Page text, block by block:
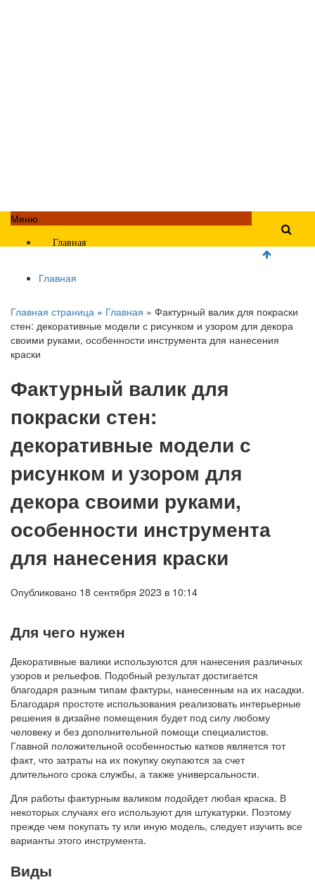
Меню
Главная
Главная
Главная страница » Главная » Фактурный валик для покраски
стен: декоративные модели с рисунком и узором для декора
своими руками, особенности инструмента для нанесения
краски
Фактурный валик для
покраски стен:
декоративные модели с
рисунком и узором для
декора своими руками,
особенности инструмента
для нанесения краски
Опубликовано 18 сентября 2023 в 10:14
Для чего нужен
Декоративные валики используются для нанесения различных
узоров и рельефов. Подобный результат достигается
благодаря разным типам фактуры, нанесенным на их насадки.
Благодаря простоте использования реализовать интерьерные
решения в дизайне помещения будет под силу любому
человеку и без дополнительной помощи специалистов.
Главной положительной особенностью катков является тот
факт, что затраты на их покупку окупаются за счет
длительного срока службы, а также универсальности.
Для работы фактурным валиком подойдет любая краска. В
некоторых случаях его используют для штукатурки. Поэтому
прежде чем покупать ту или иную модель, следует изучить все
варианты этого инструмента.
Виды